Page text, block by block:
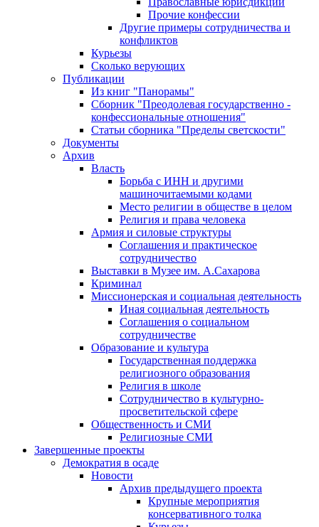
Прочие конфессии
Другие примеры сотрудничества и
конфликтов
Курьезы
Сколько верующих
Публикации
Из книг "Панорамы"
Сборник "Преодолевая государственно -
конфессиональные отношения"
Статьи сборника "Пределы светскости"
Документы
Архив
Власть
Борьба с ИНН и другими
машиночитаемыми кодами
Место религии в обществе в целом
Религия и права человека
Армия и силовые структуры
Соглашения и практическое
сотрудничество
Выставки в Музее им. А.Сахарова
Криминал
Миссионерская и социальная деятельность
Иная социальная деятельность
Соглашения о социальном
сотрудничестве
Образование и культура
Государственная поддержка
религиозного образования
Религия в школе
Сотрудничество в культурно-
просветительской сфере
Общественность и СМИ
Религиозные СМИ
Завершенные проекты
Демократия в осаде
Новости
Архив предыдущего проекта
Крупные мероприятия
консервативного толка